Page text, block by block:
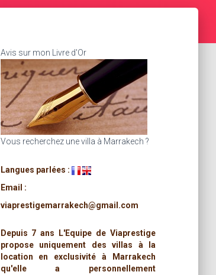
Avis sur mon Livre d'Or
Vous recherchez une villa à Marrakech ?
Langues parlées :
Email :
viaprestigemarrakech@gmail.com
Depuis 7 ans L'Equipe de Viaprestige
propose uniquement des villas à la
location en exclusivité à Marrakech
qu'elle a personnellement